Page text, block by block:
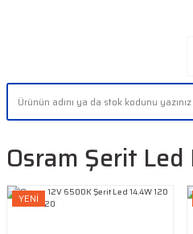
Osram Şerit Led
YENİ